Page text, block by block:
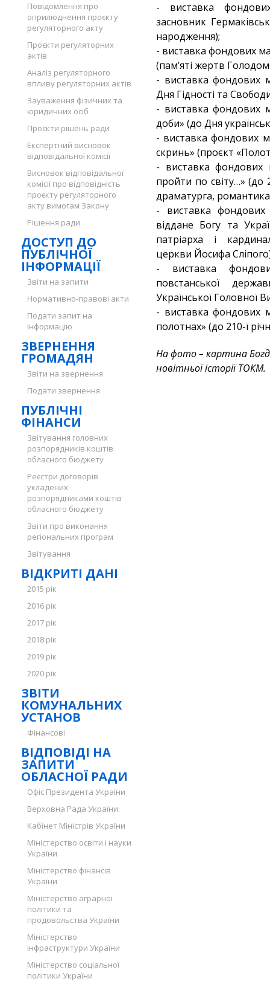
Повідомлення про
оприлюднення проєкту
регуляторного акту
Проєкти регуляторних
актів
Аналіз регуляторного
впливу регуляторних актів
Зауваження фізичних та
юридичних осіб
Проєкти рішень ради
Експертний висновок
відповідальної комісії
Висновок відповідальної
комісії про відповідність
проєкту регуляторного
акту вимогам Закону
Рішення ради
ДОСТУП ДО
ПУБЛІЧНОЇ
ІНФОРМАЦІЇ
Звіти на запити
Нормативно-правові акти
Подати запит на
інформацію
ЗВЕРНЕННЯ
ГРОМАДЯН
Звіти на звернення
Подати звернення
ПУБЛІЧНІ
ФІНАНСИ
Звітування головних
розпорядників коштів
обласного бюджету
Реєстри договорів
укладених
розпорядниками коштів
обласного бюджету
Звіти про виконання
регіональних програм
Звітування
ВІДКРИТІ ДАНІ
2015 рік
2016 рік
2017 рік
2018 рік
2019 рік
2020 рік
ЗВІТИ
КОМУНАЛЬНИХ
УСТАНОВ
Фінансові
ВІДПОВІДІ НА
ЗАПИТИ
ОБЛАСНОЇ РАДИ
Офіс Президента України
Верховна Рада України:
Кабінет Міністрів України
Міністерство освіти і науки
України
Міністерство фінансів
України
Міністерство аграрної
політики та
продовольства України
Міністерство
інфраструктури України
Міністерство соціальної
політики України
- виставка
засновник
народження);
- виставка фондових
(пам’яті жертв
- виставка фондових
Дня Гідності та
- виставка фондових
доби» (до Дня
- виставка фондових
скринь» (проєкт
- виставка фондових
пройти по світу…» (до
драматурга,
- виставка фондових
віддане Богу та
патріарха і
церкви Йосифа
- виставка
повстанської
Української Головної
- виставка фондових
полотнах» (до 210-ї
На фото – картина
новітньої історії ТОКМ.